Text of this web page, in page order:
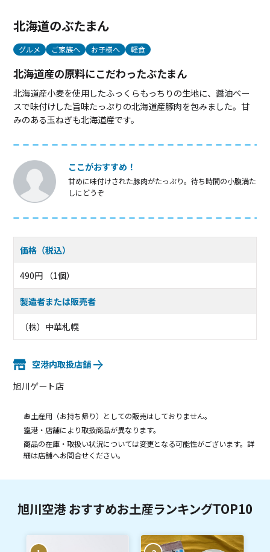
北海道のぶたまん
グルメ ご家族へ お子様へ 軽食
北海道産の原料にこだわったぶたまん
北海道産小麦を使用したふっくらもっちりの生地に、醤油ベー
スで味付けした旨味たっぷりの北海道産豚肉を包みました。甘
みのある玉ねぎも北海道産です。
ここがおすすめ！
甘めに味付けされた豚肉がたっぷり。待ち時間の小腹満た
しにどうぞ
価格（税込）
490円 （1個）
製造者または販売者
（株）中華札幌
空港内取扱店舗
旭川ゲート店
お土産用（お持ち帰り）としての販売はしておりません。
空港・店舗により取扱商品が異なります。
商品の在庫・取扱い状況については変更となる可能性がございます。詳
細は店舗へお問合せください。
旭川空港 おすすめお土産ランキングTOP10